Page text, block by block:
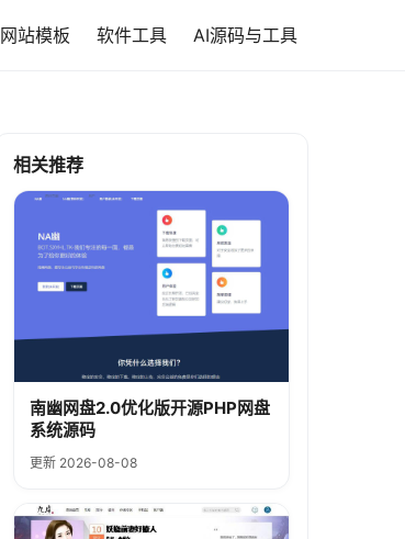
网站模板 软件工具 AI源码与工具
相关推荐
南幽网盘2.0优化版开源PHP网盘
系统源码
更新 2026-08-08